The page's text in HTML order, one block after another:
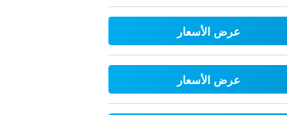
عرض الأسعار
عرض الأسعار